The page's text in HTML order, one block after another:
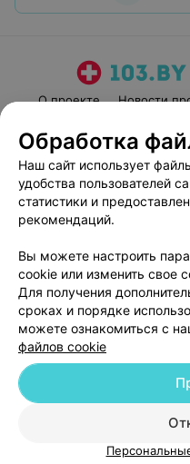
О проекте Новости
Пользовательское
Написать
Обработка
© 2026 ООО «Артокс Лаб», УНП
г. Минск, улица
Служба
Обработка
Наш сайт использует
удобства пользователей
статистики и
рекомендаций.
Вы можете настроить
cookie или изменить свое
Для получения
сроках и порядке
можете ознакомиться с
файлов cookie